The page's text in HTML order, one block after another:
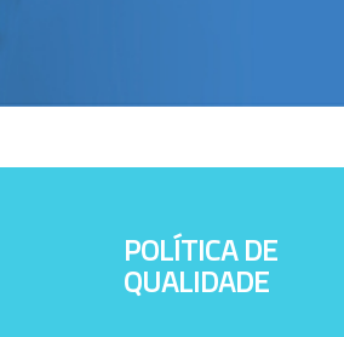
POLÍTICA DE
QUALIDADE